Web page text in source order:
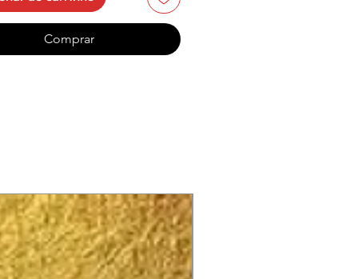
of Suffering
Deliriums
on the Dark Sky
Comprar